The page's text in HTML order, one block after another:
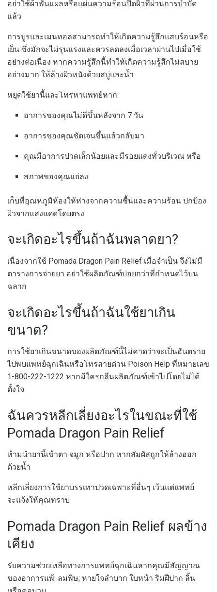
อย่าใช้ผ้าพันแผลหรือแผ่นความร้อนปิดผิวที่ผ่านการบำบัด
แล้ว
การบูรและเมนทอลสามารถทำให้เกิดความรู้สึกแสบร้อนหรือ
เย็น ซึ่งมักจะไม่รุนแรงและควรลดลงเมื่อเวลาผ่านไปเมื่อใช้
อย่างต่อเนื่อง หากความรู้สึกนี้ทำให้เกิดความรู้สึกไม่สบาย
อย่างมาก ให้ล้างผิวหนังด้วยสบู่และน้ำ
หยุดใช้ยานี้และโทรหาแพทย์หาก:
อาการของคุณไม่ดีขึ้นหลังจาก 7 วัน
อาการของคุณชัดเจนขึ้นแล้วกลับมา
คุณมีอาการปวดเล็กน้อยและมีรอยแดงทั่วบริเวณ หรือ
สภาพของคุณแย่ลง
เก็บที่อุณหภูมิห้องให้ห่างจากความชื้นและความร้อน ปกป้อง
ผิวจากแสงแดดโดยตรง
จะเกิดอะไรขึ้นถ้าฉันพลาดยา?
เนื่องจากใช้ Pomada Dragon Pain Relief เมื่อจำเป็น จึงไม่มี
ตารางการจ่ายยา อย่าใช้ผลิตภัณฑ์บ่อยกว่าที่กำหนดไว้บน
ฉลาก
จะเกิดอะไรขึ้นถ้าฉันใช้ยาเกิน
ขนาด?
การใช้ยาเกินขนาดของผลิตภัณฑ์นี้ไม่คาดว่าจะเป็นอันตราย
ไปพบแพทย์ฉุกเฉินหรือโทรสายด่วน Poison Help ที่หมายเลข
1-800-222-1222 หากมีใครกลืนผลิตภัณฑ์เข้าไปโดยไม่ได้
ตั้งใจ
ฉันควรหลีกเลี่ยงอะไรในขณะที่ใช้
Pomada Dragon Pain Relief
ห้ามนำยานี้เข้าตา จมูก หรือปาก หากสัมผัสถูกให้ล้างออก
ด้วยน้ำ
หลีกเลี่ยงการใช้ยาบรรเทาปวดเฉพาะที่อื่นๆ เว้นแต่แพทย์
จะแจ้งให้คุณทราบ
Pomada Dragon Pain Relief ผลข้าง
เคียง
รับความช่วยเหลือทางการแพทย์ฉุกเฉินหากคุณมีสัญญาณ
ของอาการแพ้: ลมพิษ; หายใจลำบาก ใบหน้า ริมฝีปาก ลิ้น